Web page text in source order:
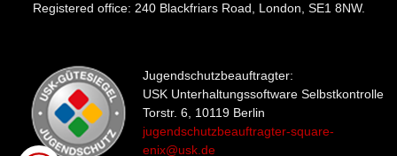
Registered office: 240 Blackfriars Road, London, SE1 8NW.
Jugendschutzbeauftragter:
USK Unterhaltungssoftware Selbstkontrolle
Torstr. 6, 10119 Berlin
jugendschutzbeauftragter-square-
enix@usk.de